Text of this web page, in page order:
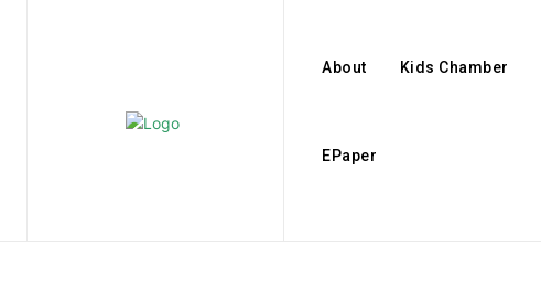
About Kids Chamber
EPaper